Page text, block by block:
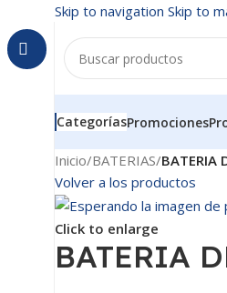
Skip to navigation Skip to
CategoríasPromociones
Inicio/BATERIAS/BATERIA
Volver a los productos
Click to enlarge
BATERIA